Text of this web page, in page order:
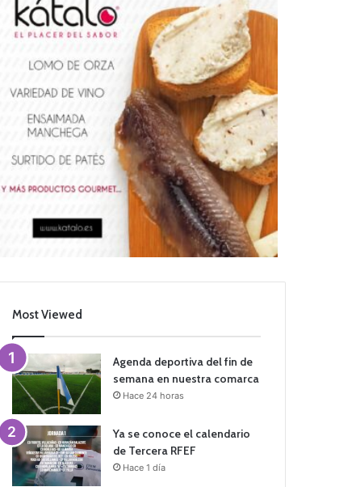
Most Viewed
Agenda deportiva del fin de
semana en nuestra comarca
Hace 24 horas
Ya se conoce el calendario
de Tercera RFEF
Hace 1 día